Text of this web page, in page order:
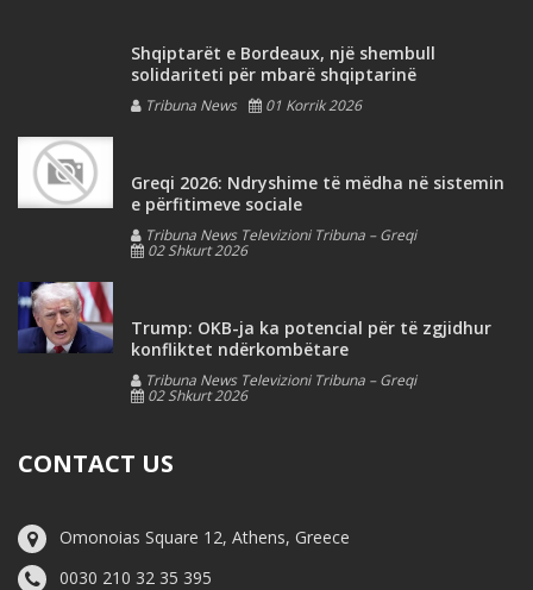
Shqiptarët e Bordeaux, një shembull
solidariteti për mbarë shqiptarinë
Tribuna News 01 Korrik 2026
Greqi 2026: Ndryshime të mëdha në sistemin
e përfitimeve sociale
Tribuna News Televizioni Tribuna – Greqi
02 Shkurt 2026
Trump: OKB-ja ka potencial për të zgjidhur
konfliktet ndërkombëtare
Tribuna News Televizioni Tribuna – Greqi
02 Shkurt 2026
CONTACT US
Omonoias Square 12, Athens, Greece
0030 210 32 35 395